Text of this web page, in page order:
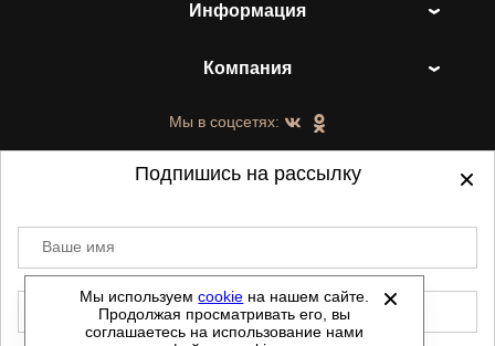
Информация
Компания
Мы в соцсетях:
©2021-2026 - ShoesTown.ru - все права
защищены.
Данный сайт не является интернет магазином и
Мы используемcookie на нашем сайте.
Продолжая просматривать его, вы
соглашаетесь на использование нами
Подпишись на рассылку
Ваше имя